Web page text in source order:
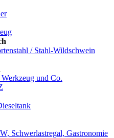
/ Stahl-Wildschwein
und Co.
Schwerlastregal, Gastronomie